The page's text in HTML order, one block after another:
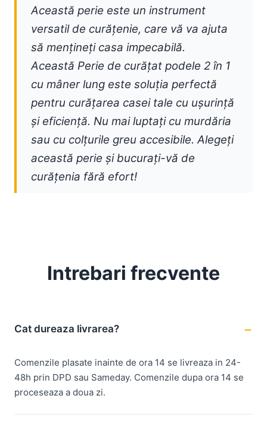
Această perie este un instrument
versatil de curățenie, care vă va ajuta
să mențineți casa impecabilă.
Această Perie de curățat podele 2 în 1
cu mâner lung este soluția perfectă
pentru curățarea casei tale cu ușurință
și eficiență. Nu mai luptați cu murdăria
sau cu colțurile greu accesibile. Alegeți
această perie și bucurați-vă de
curățenia fără efort!
Intrebari frecvente
Cat dureaza livrarea?
Comenzile plasate inainte de ora 14 se livreaza in 24-
48h prin DPD sau Sameday. Comenzile dupa ora 14 se
proceseaza a doua zi.